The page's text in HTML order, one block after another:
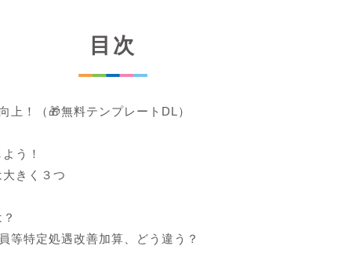
目次
上！（🎁無料テンプレートDL）
う！
きく３つ
等特定処遇改善加算、どう違う？